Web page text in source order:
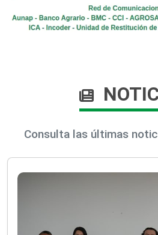
Consulta las últimas